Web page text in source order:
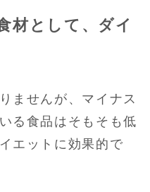
材として、ダイ
ませんが、マイナス
る食品はそもそも低
エットに効果的で